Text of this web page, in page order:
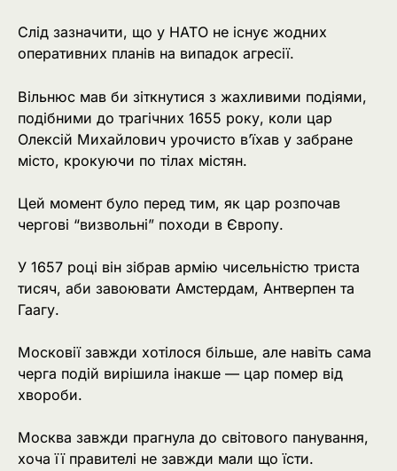
Слід зазначити, що у НАТО не існує жодних
оперативних планів на випадок агресії.
Вільнюс мав би зіткнутися з жахливими подіями,
подібними до трагічних 1655 року, коли цар
Олексій Михайлович урочисто в’їхав у забране
місто, крокуючи по тілах містян.
Цей момент було перед тим, як цар розпочав
чергові “визвольні” походи в Європу.
У 1657 році він зібрав армію чисельністю триста
тисяч, аби завоювати Амстердам, Антверпен та
Гаагу.
Московії завжди хотілося більше, але навіть сама
черга подій вирішила інакше — цар помер від
хвороби.
Москва завжди прагнула до світового панування,
хоча її правителі не завжди мали що їсти.